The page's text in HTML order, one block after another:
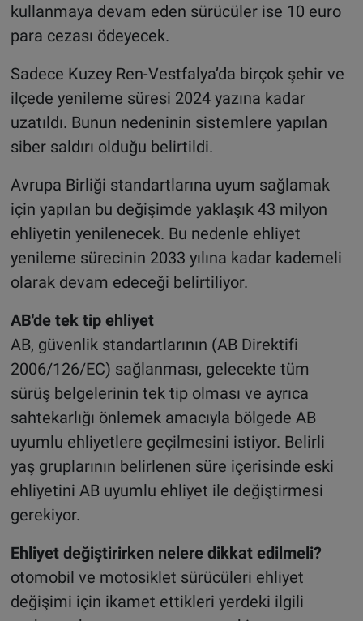
kullanmaya devam eden sürücüler ise 10 euro
para cezası ödeyecek.
Sadece Kuzey Ren-Vestfalya’da birçok şehir ve
ilçede yenileme süresi 2024 yazına kadar
uzatıldı. Bunun nedeninin sistemlere yapılan
siber saldırı olduğu belirtildi.
Avrupa Birliği standartlarına uyum sağlamak
için yapılan bu değişimde yaklaşık 43 milyon
ehliyetin yenilenecek. Bu nedenle ehliyet
yenileme sürecinin 2033 yılına kadar kademeli
olarak devam edeceği belirtiliyor.
AB'de tek tip ehliyet
AB, güvenlik standartlarının (AB Direktifi
2006/126/EC) sağlanması, gelecekte tüm
sürüş belgelerinin tek tip olması ve ayrıca
sahtekarlığı önlemek amacıyla bölgede AB
uyumlu ehliyetlere geçilmesini istiyor. Belirli
yaş gruplarının belirlenen süre içerisinde eski
ehliyetini AB uyumlu ehliyet ile değiştirmesi
gerekiyor.
Ehliyet değiştirirken nelere dikkat edilmeli?
otomobil ve motosiklet sürücüleri ehliyet
değişimi için ikamet ettikleri yerdeki ilgili